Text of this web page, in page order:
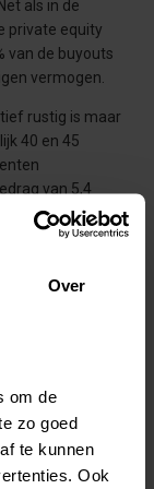
Over
om de
zo goed
te kunnen
Ook
als in de
private equity
van de buyouts
vermogen.
rustig is maar
40 en 45
van 5,4
4 miljard
Vulpen